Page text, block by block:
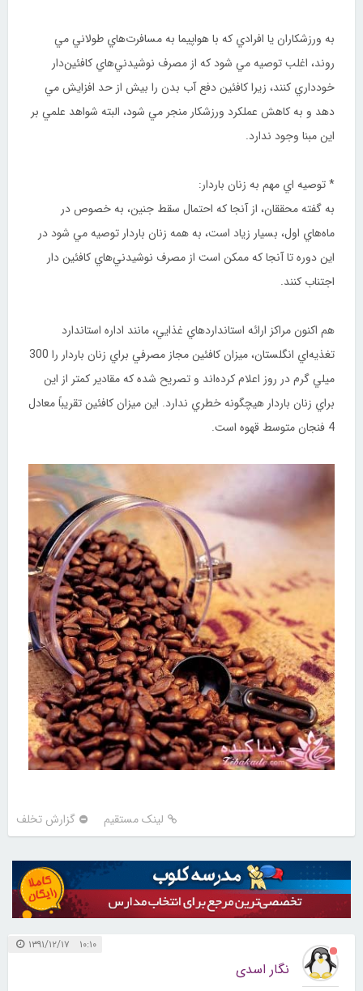
به ورزشكاران يا افرادي كه با هواپيما به مسافرت‌هاي طولاني مي
روند، اغلب توصيه مي ‌شود كه از مصرف نوشيدني‌هاي کافئين‌دار
خودداري كنند، زيرا کافئين دفع آب بدن را بيش از حد افزايش مي
‌دهد و به كاهش عملكرد ورزشكار منجر مي ‌شود، البته شواهد علمي بر
اين مبنا وجود ندارد.
* توصيه اي مهم به زنان باردار:
به گفته محققان، از آنجا که احتمال سقط جنين، به خصوص در
ماه‌هاي اول، بسيار زياد است، به همه زنان باردار توصيه مي‌ شود در
اين دوره تا آنجا که ممکن است از مصرف نوشيدني‌هاي کافئين دار
اجتناب کنند.
هم ‌اکنون مراکز ارائه استانداردهاي غذايي، مانند اداره استاندارد
تغذيه‌اي انگلستان، ميزان کافئين مجاز مصرفي براي زنان باردار را 300
ميلي‌ گرم در روز اعلام کرده‌اند و تصريح شده که مقادير کمتر از اين
براي زنان باردار هيچگونه خطري ندارد. اين ميزان کافئين تقريباً معادل
4 فنجان متوسط قهوه است.
لینک مستقیم گزارش تخلف
۱۰:۱۰ ۱۳۹۱/۱۲/۱۷
نگار اسدی